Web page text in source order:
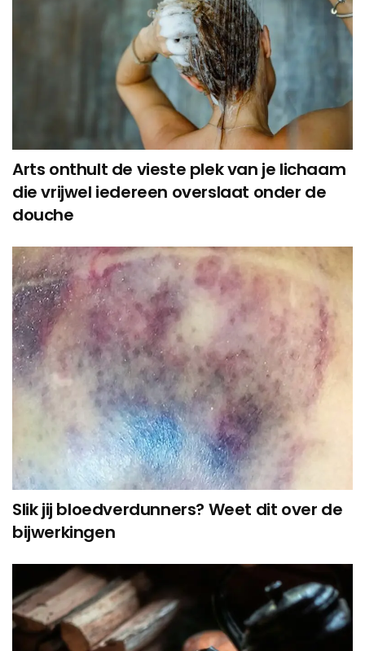
Arts onthult de vieste plek van je lichaam
die vrijwel iedereen overslaat onder de
douche
Slik jij bloedverdunners? Weet dit over de
bijwerkingen